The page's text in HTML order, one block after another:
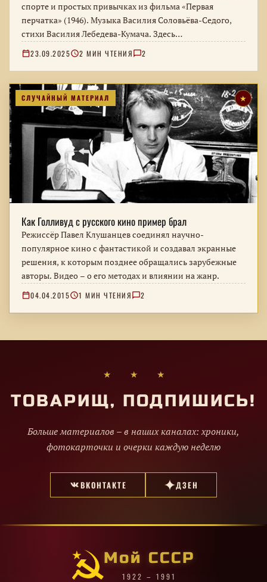
спорте и простых привычках из фильма «Первая
перчатка» (1946). Музыка Василия Соловьёва-Седого,
стихи Василия Лебедева-Кумача. Здесь…
23.09.2025 2 МИН ЧТЕНИЯ 2
СЛУЧАЙНЫЙ МАТЕРИАЛ ★
Как Голливуд с русского кино пример брал
Режиссёр Павел Клушанцев соединял научно-
популярное кино с фантастикой и создавал экранные
решения, к которым позднее обращались зарубежные
авторы. Видео – о его методах и влиянии на жанр.
04.04.2015 1 МИН ЧТЕНИЯ 2
★ ★ ★
ТОВАРИЩ, ПОДПИШИСЬ!
Больше материалов – в наших каналах: хроники,
фотокарточки и очерки каждую неделю
ВКОНТАКТЕ ДЗЕН
Мой СССР
1922 – 1991